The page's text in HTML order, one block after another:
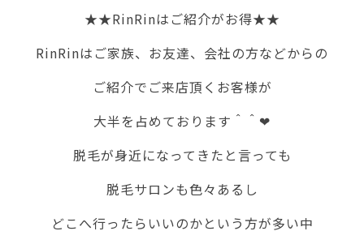
★★RinRinはご紹介がお得★★
RinRinはご家族、お友達、会社の方などからの
ご紹介でご来店頂くお客様が
大半を占めております＾＾❤
脱毛が身近になってきたと言っても
脱毛サロンも色々あるし
どこへ行ったらいいのかという方が多い中